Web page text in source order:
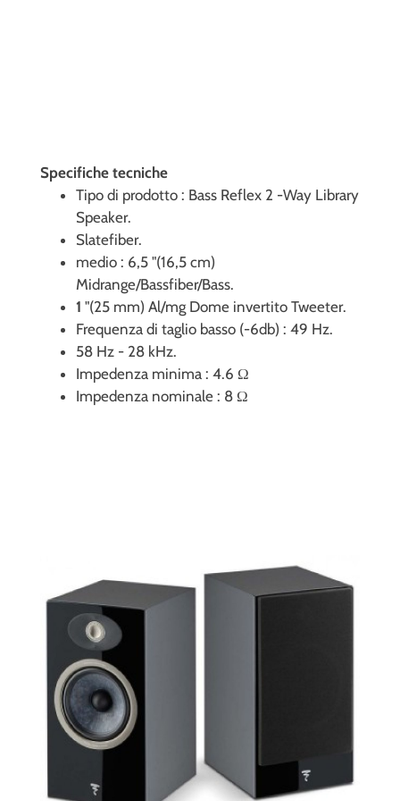
Specifiche tecniche
Tipo di prodotto : Bass Reflex 2 -Way Library
Speaker.
Slatefiber.
medio : 6,5 "(16,5 cm)
Midrange/Bassfiber/Bass.
1 "(25 mm) Al/mg Dome invertito Tweeter.
Frequenza di taglio basso (-6db) : 49 Hz.
58 Hz - 28 kHz.
Impedenza minima : 4.6 Ω
Impedenza nominale : 8 Ω